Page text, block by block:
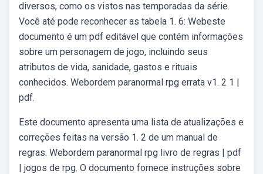
diversos, como os vistos nas temporadas da série.
Você até pode reconhecer as tabela 1. 6: Webeste
documento é um pdf editável que contém informações
sobre um personagem de jogo, incluindo seus
atributos de vida, sanidade, gastos e rituais
conhecidos. Webordem paranormal rpg errata v1. 2 1 |
pdf.
Este documento apresenta uma lista de atualizações e
correções feitas na versão 1. 2 de um manual de
regras. Webordem paranormal rpg livro de regras | pdf
| jogos de rpg. O documento fornece instruções sobre